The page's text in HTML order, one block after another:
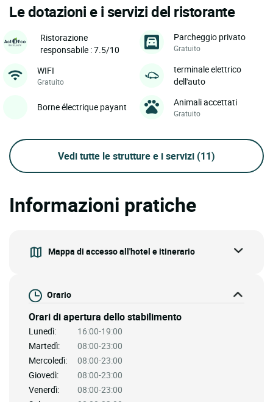
Le dotazioni e i servizi del ristorante
Ristorazione
responsabile : 7.5/10
Parcheggio privato
Gratuito
WIFI
Gratuito
terminale elettrico
dell'auto
Borne électrique payant Animali accettati
Gratuito
Vedi tutte le strutture e i servizi (11)
Informazioni pratiche
Mappa di accesso all'hotel e itinerario
Orario
Orari di apertura dello stabilimento
Lunedì:
16:00-19:00
Martedì:
08:00-23:00
Mercoledì:
08:00-23:00
Giovedì:
08:00-23:00
Venerdì:
08:00-23:00